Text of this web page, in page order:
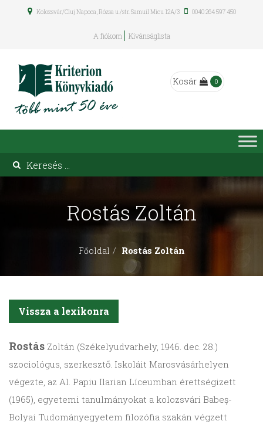
Kolozsvár/Cluj Napoca, Rózsa u./str. Samuil Micu 12A/3 0040 264 597 450
A fiókom Kívánságlista
Kosár 0
Rostás Zoltán
Főoldal Rostás Zoltán
Vissza a lexikonra
Rostás Zoltán (Székelyudvarhely, 1946. dec. 28.)
szociológus, szerkesztő. Iskoláit Marosvásárhelyen
végezte, az Al. Papiu Ilarian Líceumban érettségizett
(1965), egyetemi tanulmányokat a kolozsvári Babeş-
Bolyai Tudományegyetem filozófia szakán végzett